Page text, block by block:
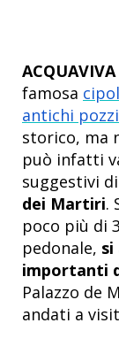
famosa
antichi pozzi
storico, ma
può infatti
suggestivi
dei Martiri.
poco più di
pedonale, si
importanti
Palazzo de
andati a